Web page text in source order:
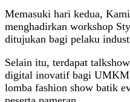
Memasuki hari kedua,
menghadirkan workshop
ditujukan bagi pelaku
Selain itu, terdapat
digital inovatif bagi UMKM
lomba fashion show batik